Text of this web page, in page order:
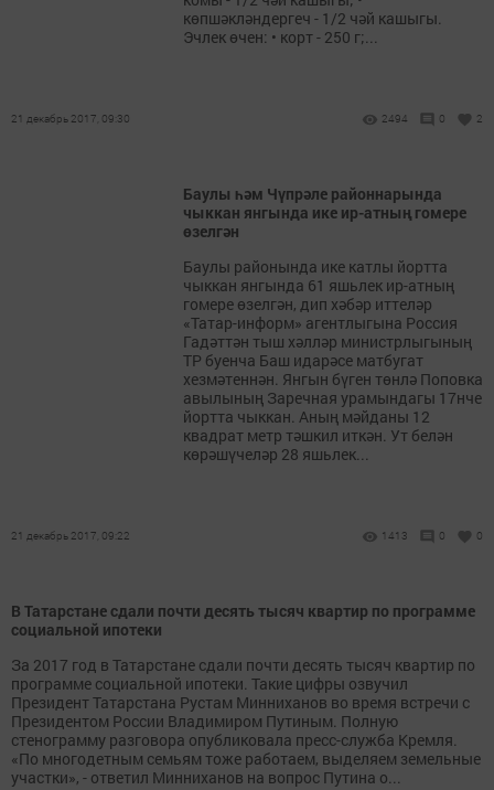
көпшәкләндергеч - 1/2 чәй кашыгы.
Эчлек өчен: • корт - 250 г;...
21 декабрь 2017, 09:30 2494 0 2
Баулы һәм Чүпрәле районнарында
чыккан янгында ике ир-атның гомере
өзелгән
Баулы районында ике катлы йортта
чыккан янгында 61 яшьлек ир-атның
гомере өзелгән, дип хәбәр иттеләр
«Татар-информ» агентлыгына Россия
Гадәттән тыш хәлләр министрлыгының
ТР буенча Баш идарәсе матбугат
хезмәтеннән. Янгын бүген төнлә Поповка
авылының Заречная урамындагы 17нче
йортта чыккан. Аның мәйданы 12
квадрат метр тәшкил иткән. Ут белән
көрәшүчеләр 28 яшьлек...
21 декабрь 2017, 09:22 1413 0 0
В Татарстане сдали почти десять тысяч квартир по программе
социальной ипотеки
За 2017 год в Татарстане сдали почти десять тысяч квартир по
программе социальной ипотеки. Такие цифры озвучил
Президент Татарстана Рустам Минниханов во время встречи с
Президентом России Владимиром Путиным. Полную
стенограмму разговора опубликовала пресс-служба Кремля.
«По многодетным семьям тоже работаем, выделяем земельные
участки», - ответил Минниханов на вопрос Путина о...